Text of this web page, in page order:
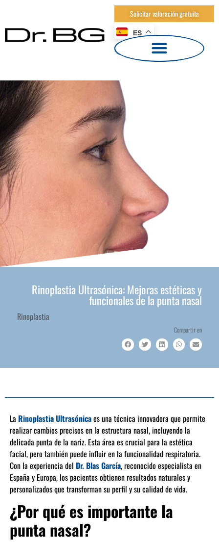
Solicitar valoración gratuita
ES
Rinoplastia Ultrasónica: Mejoras estéticas y
funcionales de la punta nasal
Rinoplastia
Compartir en
La Rinoplastia Ultrasónicaes una técnica innovadora que permite
realizar cambios precisos en la estructura nasal, incluyendo la
delicada punta de la nariz. Esta área es crucial para la estética
facial, pero también puede influir en la funcionalidad respiratoria.
Con la experiencia del Dr. Blas García, reconocido especialista en
España y Europa, los pacientes obtienen resultados naturales y
personalizados que transforman su perfil y su calidad de vida.
¿Por qué es importante la
punta nasal?